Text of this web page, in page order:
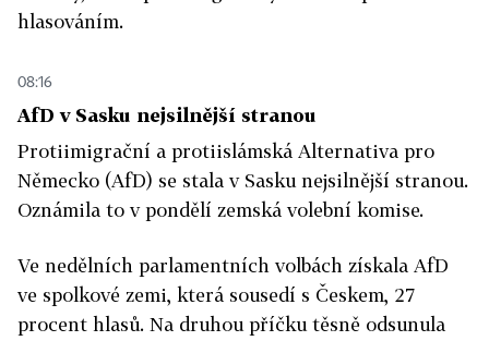
hlasováním.
08:16
AfD v Sasku nejsilnější stranou
Protiimigrační a protiislámská Alternativa pro
Německo (AfD) se stala v Sasku nejsilnější stranou.
Oznámila to v pondělí zemská volební komise.
Ve nedělních parlamentních volbách získala AfD
ve spolkové zemi, která sousedí s Českem, 27
procent hlasů. Na druhou příčku těsně odsunula